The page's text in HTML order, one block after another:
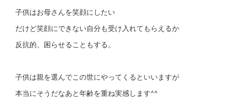
子供はお母さんを笑顔にしたい
だけど笑顔にできない自分も受け入れてもらえるか
反抗的、困らせることもする。
子供は親を選んでこの世にやってくるといいますが
本当にそうだなあと年齢を重ね実感します^^